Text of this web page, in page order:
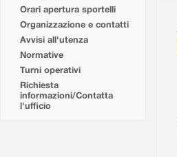
Orari apertura sportelli
Organizzazione e contatti
Avvisi all'utenza
Normative
Turni operativi
Richiesta
informazioni/Contatta
l'ufficio